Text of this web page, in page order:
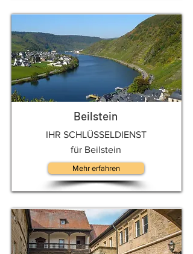
Beilstein
IHR SCHLÜSSELDIENST
für Beilstein
Mehr erfahren